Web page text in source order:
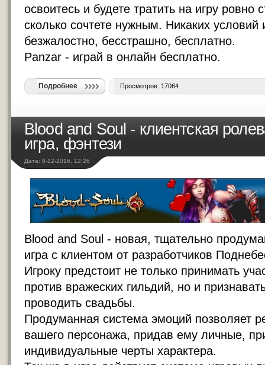
освоитесь и будете тратить на игру ровно
сколько сочтете нужным. Никаких условий
безжалостно, бесстрашно, бесплатно.
Panzar - играй в онлайн бесплатно.
Подробнее Просмотров: 17064
Blood and Soul - клиентская
игра, фэнтези
Дата: 8-12-2016, 12:26
Blood and Soul - новая, тщательно
игра с клиентом от разработчиков
Игроку предстоит не только принимать
против вражеских гильдий, но и
проводить свадьбы.
Продуманная система эмоций позволяет
вашего персонажа, придав ему личные,
индивидуальные черты характера.